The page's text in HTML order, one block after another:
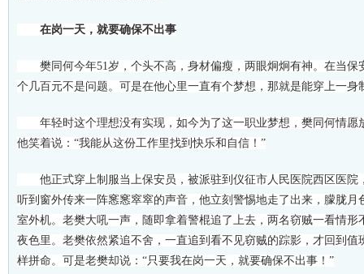
在岗一天，就要确保不出事
樊同何今年51岁，个头不高，身材偏瘦，两眼炯炯有神。在当保
个几百元不是问题。可是在他心里一直有个梦想，那就是能穿上一身
年轻时这个理想没有实现，如今为了这一职业梦想，樊同何情愿
他笑着说：“我能从这份工作里找到快乐和自信！”
他正式穿上制服当上保安员，被派驻到仪征市人民医院西区医院
听到窗外传来一阵窸窸窣窣的声音，他立刻警惕地走了出来，朦胧
室外机。老樊大吼一声，随即拿着警棍追了上去，两名窃贼一看情
夜色里。老樊依然紧追不舍，一直追到看不见窃贼的踪影，才回到
样拼命。可是老樊却说：“只要我在岗一天，就要确保不出事！”